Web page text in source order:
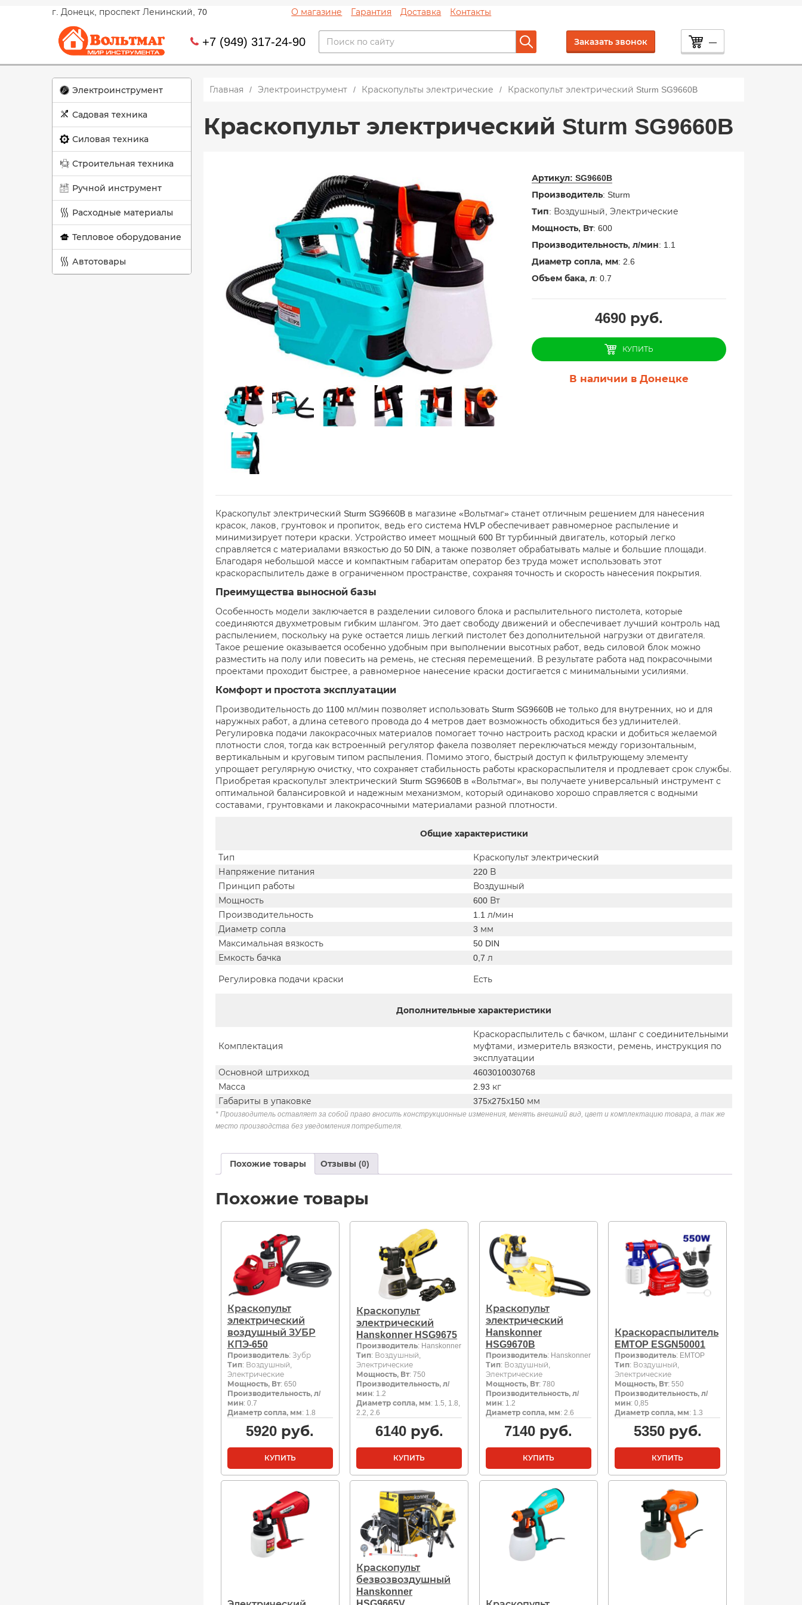
г. Донецк, проспект Ленинский, 70 О магазине Гарантия Доставка Контакты
+7 (949) 317-24-90 Заказать звонок —
Электроинструмент
Садовая техника
Силовая техника
Строительная техника
Ручной инструмент
Расходные материалы
Тепловое оборудование
Автотовары
Главная Электроинструмент Краскопульты электрические Краскопульт электрический Sturm SG9660B
Краскопульт электрический Sturm SG9660B
Артикул: SG9660B
Производитель: Sturm
Тип: Воздушный, Электрические
Мощность, Вт: 600
Производительность, л/мин: 1.1
Диаметр сопла, мм: 2.6
Объем бака, л: 0.7
4690руб.
КУПИТЬ
В наличии в Донецке
Краскопульт электрический Sturm SG9660B в магазине «Вольтмаг» станет отличным решением для нанесения
красок, лаков, грунтовок и пропиток, ведь его система HVLP обеспечивает равномерное распыление и
минимизирует потери краски. Устройство имеет мощный 600 Вт турбинный двигатель, который легко
справляется с материалами вязкостью до 50 DIN, а также позволяет обрабатывать малые и большие площади.
Благодаря небольшой массе и компактным габаритам оператор без труда может использовать этот
краскораспылитель даже в ограниченном пространстве, сохраняя точность и скорость нанесения покрытия.
Преимущества выносной базы
Особенность модели заключается в разделении силового блока и распылительного пистолета, которые
соединяются двухметровым гибким шлангом. Это дает свободу движений и обеспечивает лучший контроль над
распылением, поскольку на руке остается лишь легкий пистолет без дополнительной нагрузки от двигателя.
Такое решение оказывается особенно удобным при выполнении высотных работ, ведь силовой блок можно
разместить на полу или повесить на ремень, не стесняя перемещений. В результате работа над покрасочными
проектами проходит быстрее, а равномерное нанесение краски достигается с минимальными усилиями.
Комфорт и простота эксплуатации
Производительность до 1100 мл/мин позволяет использовать Sturm SG9660B не только для внутренних, но и для
наружных работ, а длина сетевого провода до 4 метров дает возможность обходиться без удлинителей.
Регулировка подачи лакокрасочных материалов помогает точно настроить расход краски и добиться желаемой
плотности слоя, тогда как встроенный регулятор факела позволяет переключаться между горизонтальным,
вертикальным и круговым типом распыления. Помимо этого, быстрый доступ к фильтрующему элементу
упрощает регулярную очистку, что сохраняет стабильность работы краскораспылителя и продлевает срок службы.
Приобретая краскопульт электрический Sturm SG9660B в «Вольтмаг», вы получаете универсальный инструмент с
оптимальной балансировкой и надежным механизмом, который одинаково хорошо справляется с водными
составами, грунтовками и лакокрасочными материалами разной плотности.
Общие характеристики
Тип
Краскопульт электрический
Напряжение питания
220 В
Принцип работы
Воздушный
Мощность
600 Вт
Производительность
1.1 л/мин
Диаметр сопла
3 мм
Максимальная вязкость
50 DIN
Емкость бачка
0,7 л
Регулировка подачи краски Есть
Дополнительные характеристики
Комплектация
Краскораспылитель с бачком, шланг с соединительными
муфтами, измеритель вязкости, ремень, инструкция по
эксплуатации
Основной штрихкод
4603010030768
Масса
2.93 кг
Габариты в упаковке
375х275х150 мм
* Производитель оставляет за собой право вносить конструкционные изменения, менять внешний вид, цвет и комплектацию товара, а так же
место производства без уведомления потребителя.
Похожие товары Отзывы (0)
Похожие товары
Краскопульт
электрический
воздушный ЗУБР
КПЭ-650
Производитель: Зубр
Тип: Воздушный,
Электрические
Мощность, Вт: 650
Производительность, л/
мин: 0.7
Диаметр сопла, мм: 1.8
5920 руб.
КУПИТЬ
Краскопульт
электрический
Hanskonner HSG9675
Производитель: Hanskonner
Тип: Воздушный,
Электрические
Мощность, Вт: 750
Производительность, л/
мин: 1.2
Диаметр сопла, мм: 1.5, 1.8,
2.2, 2.6
6140руб.
КУПИТЬ
Краскопульт
электрический
Hanskonner
HSG9670B
Производитель: Hanskonner
Тип: Воздушный,
Электрические
Мощность, Вт: 780
Производительность, л/
мин: 1.2
Диаметр сопла, мм: 2.6
7140 руб.
КУПИТЬ
Краскораспылитель
EMTOP ESGN50001
Производитель: EMTOP
Тип: Воздушный,
Электрические
Мощность, Вт: 550
Производительность, л/
мин: 0,85
Диаметр сопла, мм: 1.3
5350руб.
КУПИТЬ
Краскопульт
безвозвоздушный
Hanskonner